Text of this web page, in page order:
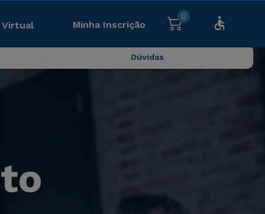
Virtual Minha Inscrição
0
Dúvidas